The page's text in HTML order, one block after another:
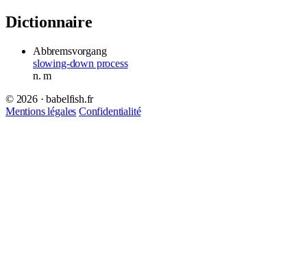
Dictionnaire
Abbremsvorgang
slowing-down process
n.m
© 2026 · babelfish.fr
Mentions légales Confidentialité